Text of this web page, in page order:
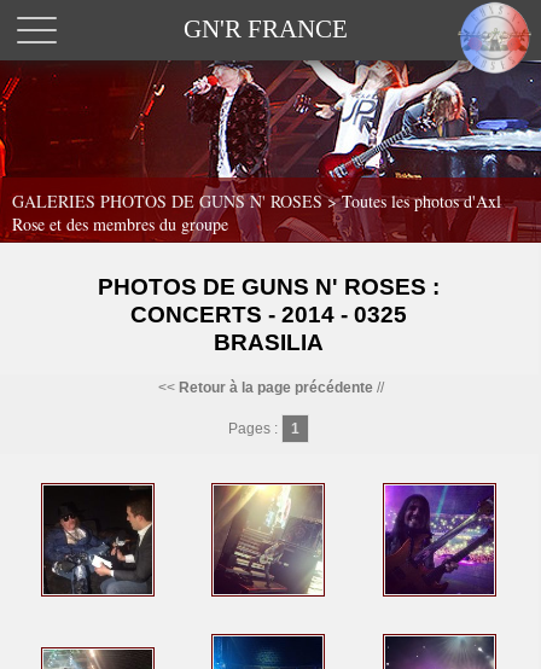
GN'R FRANCE
GALERIES PHOTOS DE GUNS N' ROSES >Toutes les photos d'Axl
Rose et des membres du groupe
PHOTOS DE GUNS N' ROSES :
CONCERTS - 2014 - 0325
BRASILIA
<< Retour à la page précédente//
Pages : 1